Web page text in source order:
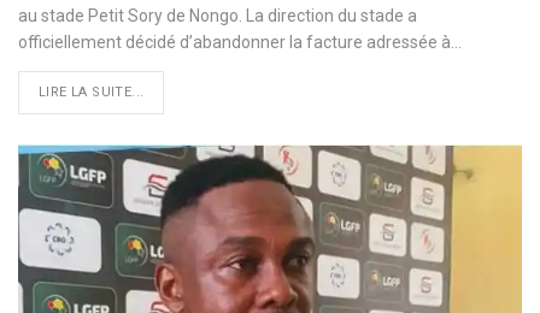
au stade Petit Sory de Nongo. La direction du stade a
officiellement décidé d’abandonner la facture adressée à…
LIRE LA SUITE...